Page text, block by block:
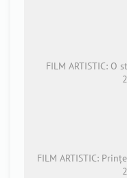
FILM ARTISTIC: O
FILM ARTISTIC: